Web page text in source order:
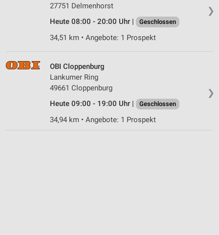
❯
27751 Delmenhorst
Heute 08:00 - 20:00 Uhr |
Geschlossen
34,51 km • Angebote: 1 Prospekt
❯
OBI Cloppenburg
Lankumer Ring
49661 Cloppenburg
Heute 09:00 - 19:00 Uhr |
Geschlossen
34,94 km • Angebote: 1 Prospekt
Verwendung genauer Standortdaten
Geräte anhand von aktiv angeforderten
Informationen identifizieren
Notwendig
Performance